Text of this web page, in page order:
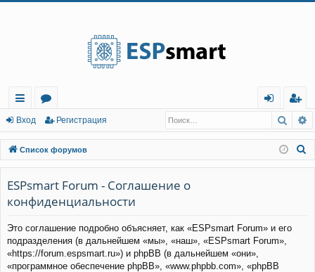
с
ы
лк
и
о
ру
м
ы
д
г
ис
тр
Вход Регистрация
Список форумов
ESPsmart Forum - Соглашение о
конфиденциальности
Это соглашение подробно объясняет, как «ESPsmart Forum» и его
подразделения (в дальнейшем «мы», «наш», «ESPsmart Forum»,
«https://forum.espsmart.ru») и phpBB (в дальнейшем «они»,
«программное обеспечение phpBB», «www.phpbb.com», «phpBB